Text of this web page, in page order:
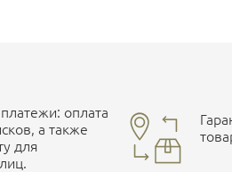
оплата
а также
для